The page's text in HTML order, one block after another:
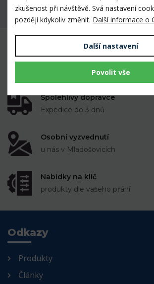
Máte dotaz k produktu?
Mnoho prověřených výrobků
lékaři i chovateli
k dispozici skladem
Spolehlivý dopravce
Expedice do 3 dnů
Osobní vyzvednutí
u nás v Mladošovicích
Nabídky na klíč
produkty dle vašeho přání
Odkazy
Produkty
Články
zkušenost při návštěvě. Svá nastavení
později kdykoliv změnit. Další informace o
Další nastavení
Povolit vše